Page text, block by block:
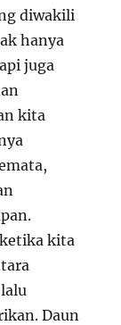
diwakili
hanya
juga
kita
kita
Daun